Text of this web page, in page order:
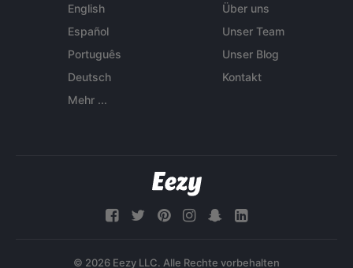
English
Español
Português
Deutsch
Mehr ...
Über uns
Unser Team
Unser Blog
Kontakt
© 2026 Eezy LLC. Alle Rechte vorbehalten